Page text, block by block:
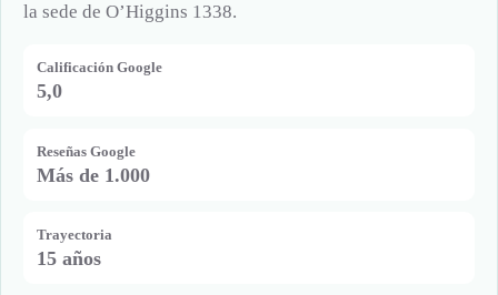
la sede de O’Higgins 1338.
Calificación Google
5,0
Reseñas Google
Más de 1.000
Trayectoria
15 años